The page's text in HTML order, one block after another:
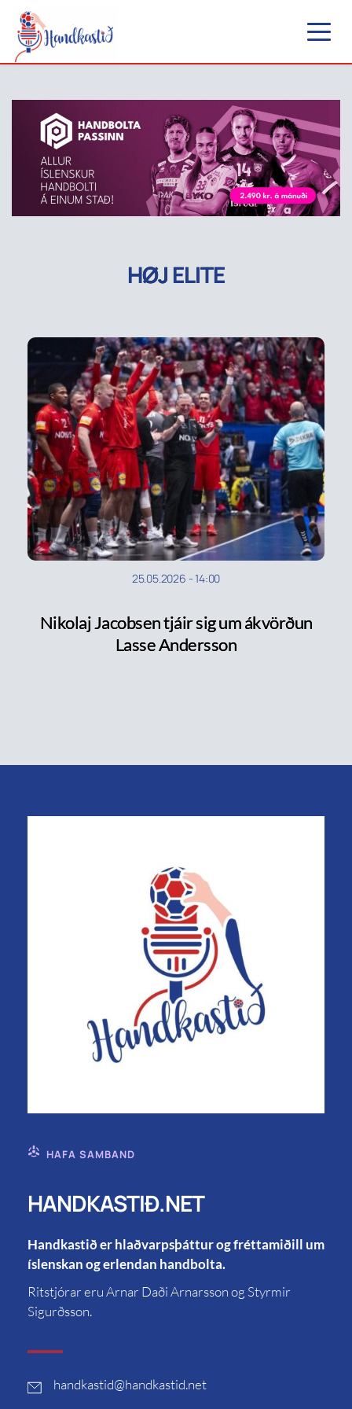
HØJ ELITE
25.05.2026 -14:00
Nikolaj Jacobsen tjáir sig um ákvörðun
Lasse Andersson
HAFA SAMBAND
HANDKASTIÐ.NET
Handkastið er hlaðvarpsþáttur og fréttamiðill um
íslenskan og erlendan handbolta.
Ritstjórar eru Arnar Daði Arnarsson og Styrmir
Sigurðsson.
handkastid@handkastid.net